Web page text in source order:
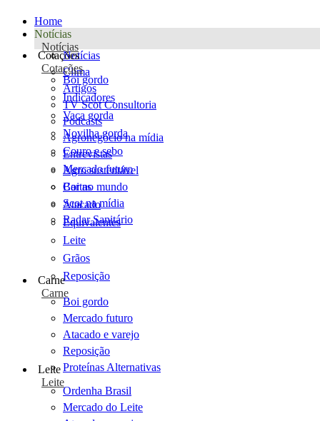
Home
Notícias
Notícias
Notícias
Clima
Artigos
TV Scot Consultoria
Podcasts
Agronegócio na mídia
Entrevistas
Agro sustentável
Cartas
Scot na mídia
Radar Sanitário
Cotações
Cotações
Boi gordo
Indicadores
Vaca gorda
Novilha gorda
Couro e sebo
Mercado futuro
Boi no mundo
Atacado
Equivalentes
Leite
Grãos
Reposição
Carne
Carne
Boi gordo
Mercado futuro
Atacado e varejo
Reposição
Proteínas Alternativas
Leite
Leite
Ordenha Brasil
Mercado do Leite